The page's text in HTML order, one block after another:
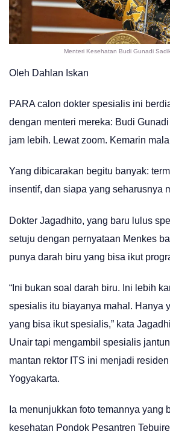
Menteri Kesehatan Budi Gunadi
Oleh Dahlan Iskan
PARA calon dokter spesialis ini
dengan menteri mereka: Budi
jam lebih. Lewat zoom. Kemarin
Yang dibicarakan begitu banyak:
insentif, dan siapa yang seharusnya
Dokter Jagadhito, yang baru lulus
setuju dengan pernyataan Menkes
punya darah biru yang bisa ikut
“Ini bukan soal darah biru. Ini lebih
spesialis itu biayanya mahal. Hanya
yang bisa ikut spesialis,” kata
Unair tapi mengambil spesialis
mantan rektor ITS ini menjadi
Yogyakarta.
Ia menunjukkan foto temannya yang
kesehatan Pondok Pesantren